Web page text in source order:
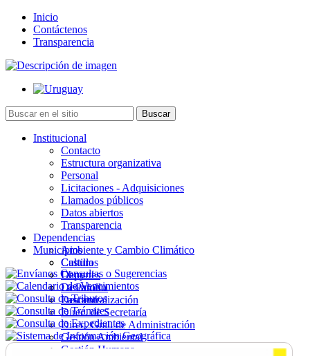
Inicio
Contáctenos
Transparencia
Institucional
Contacto
Estructura organizativa
Personal
Licitaciones - Adquisiciones
Llamados públicos
Datos abiertos
Transparencia
Dependencias
Ambiente y Cambio Climático
Cultura
Deportes
Desarrollo
Descentralización
Direc. de Secretaría
Direc. Gral. de Administración
Gestión Ambiental
Gestión Humana
Municipios
Castillos
Chuy
La Paloma
Lascano